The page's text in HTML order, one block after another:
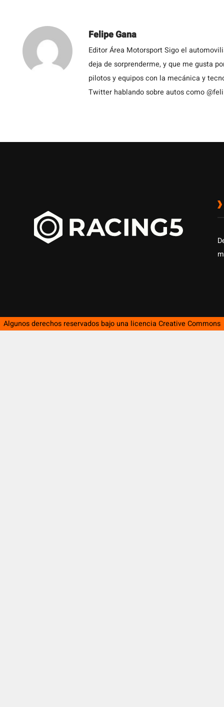
Felipe Gana
Editor Área Motorsport Sigo el
deja de sorprenderme, y que me gusta
pilotos y equipos con la mecánica y
Twitter hablando sobre autos como
Algunos derechos reservados bajo una licencia Creative Commons